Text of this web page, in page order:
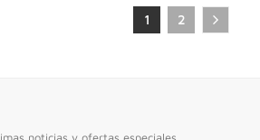
1 2